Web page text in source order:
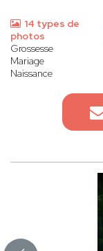
14 types de
photos
Grossesse
Mariage
Naissance